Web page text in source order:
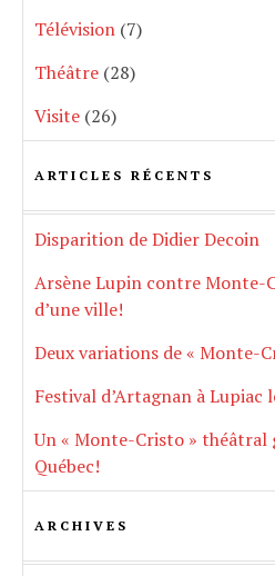
Télévision (7)
Théâtre (28)
Visite (26)
ARTICLES RÉCENTS
Disparition de Didier Decoin
Arsène Lupin contre Monte-
d’une ville!
Deux variations de « Monte-
Festival d’Artagnan à Lupiac
Un « Monte-Cristo » théâtral
Québec!
ARCHIVES